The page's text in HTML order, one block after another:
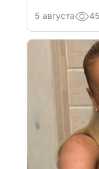
5 августа 45